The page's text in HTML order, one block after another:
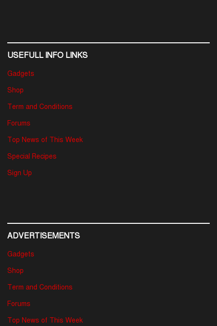
USEFULL INFO LINKS
Gadgets
Shop
Term and Conditions
Forums
Top News of This Week
Special Recipes
Sign Up
ADVERTISEMENTS
Gadgets
Shop
Term and Conditions
Forums
Top News of This Week